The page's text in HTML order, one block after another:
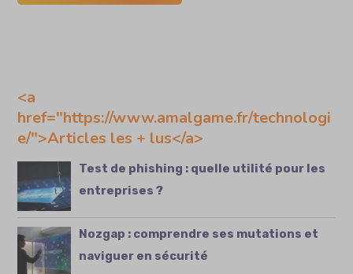
<a
href="https://www.amalgame.fr/technologi
e/">Articles les + lus</a>
Test de phishing : quelle utilité pour les
entreprises ?
Nozgap : comprendre ses mutations et
naviguer en sécurité